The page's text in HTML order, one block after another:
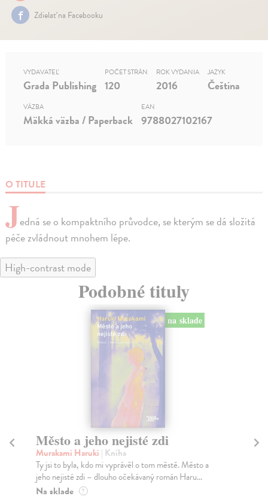
Zdielať na Facebooku
O TITULE
Jedná se o kompaktního průvodce, se kterým se dá složitá
péče zvládnout mnohem lépe.
VYDAVATEĽ
Grada Publishing
POČET STRÁN
120
ROK VYDANIA
2016
JAZYK
Čeština
VÄZBA
Mäkká väzba / Paperback
EAN
9788027102167
High-contrast mode
Podobné tituly
na sklade
Město a jeho nejisté zdi
Murakami Haruki | Kniha
Ty jsi to byla, kdo mi vyprávěl o tom městě. Město a
jeho nejisté zdi – dlouho očekávaný román Haru...
Na sklade ?